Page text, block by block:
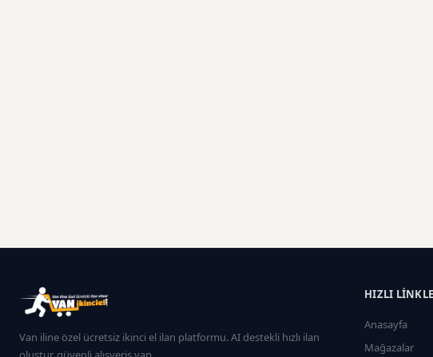
Van iline özel ücretsiz ikinci el ilan platformu. AI destekli hızlı ilan
HIZLI
Anasayfa
Mağazalar